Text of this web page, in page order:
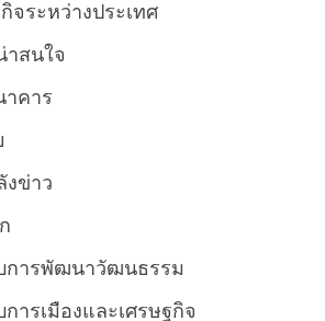
จระหว่างประเทศ
าสนใจ
าคาร
งข่าว
การพัฒนาวัฒนธรรม
ารเมืองและเศรษฐกิจ